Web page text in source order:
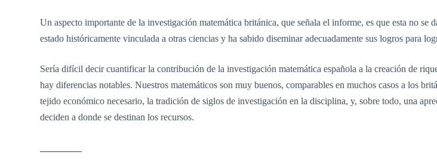
Un aspecto importante de la investigación matemática británica, que señala el informe, es que esta no se
estado históricamente vinculada a otras ciencias y ha sabido diseminar adecuadamente sus logros para
Sería difícil decir cuantificar la contribución de la investigación matemática española a la creación de
hay diferencias notables. Nuestros matemáticos son muy buenos, comparables en muchos casos a los
tejido económico necesario, la tradición de siglos de investigación en la disciplina, y, sobre todo, una
deciden a donde se destinan los recursos.